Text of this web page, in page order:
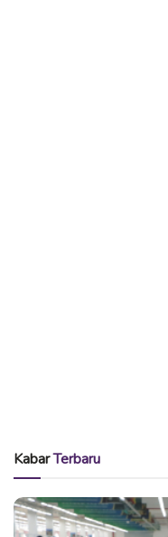
KabarTerbaru